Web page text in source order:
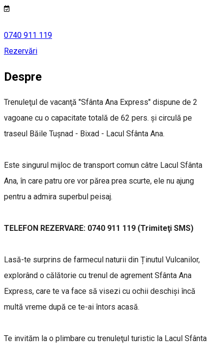
0740 911 119
Rezervări
Despre
Trenuleţul de vacanţă "Sfânta Ana Express" dispune de 2
vagoane cu o capacitate totală de 62 pers. şi circulă pe
traseul Băile Tuşnad - Bixad - Lacul Sfânta Ana.
Este singurul mijloc de transport comun câtre Lacul Sfânta
Ana, în care patru ore vor părea prea scurte, ele nu ajung
pentru a admira superbul peisaj.
TELEFON REZERVARE: 0740 911 119 (Trimiteţi SMS)
Lasă-te surprins de farmecul naturii din Ținutul Vulcanilor,
explorând o călătorie cu trenul de agrement Sfânta Ana
Express, care te va face să visezi cu ochii deschişi încă
multă vreme după ce te-ai întors acasă.
Te invităm la o plimbare cu trenuleţul turistic la Lacul Sfânta